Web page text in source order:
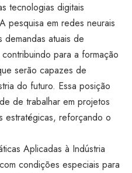
tecnologias digitais
pesquisa em redes neurais
demandas atuais de
para a formação
serão capazes de
do futuro. Essa posição
de trabalhar em projetos
estratégicas, reforçando o
Aplicadas à Indústria
condições especiais para